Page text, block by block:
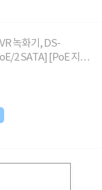
녹화기, DS-
2 SATA] [PoE 지